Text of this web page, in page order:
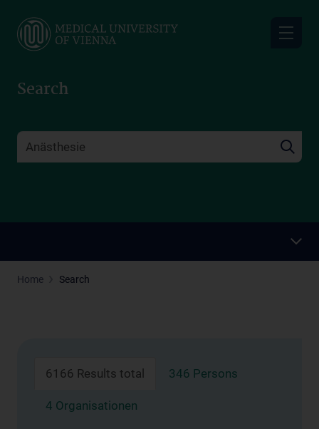
main
Search
Home Search
6166 Results total 346 Persons
4 Organisationen